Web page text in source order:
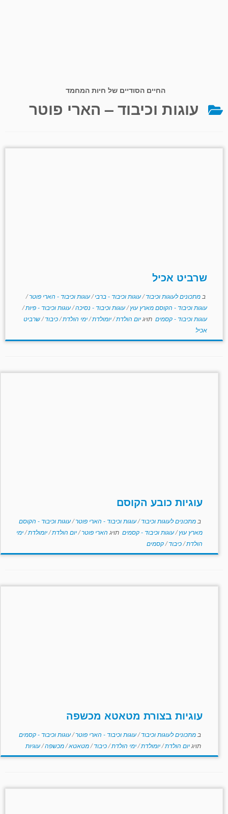
החיים הסודיים של חיות המחמד
עוגות וכיבוד – הארי פוטר
שרביט אכיל
ב מתכונים לעוגות וכיבוד/עוגות וכיבוד - ברבי/עוגות וכיבוד - הארי פוטר/
עוגות וכיבוד - הקוסם מארץ עוץ/עוגות וכיבוד - נסיכה/עוגות וכיבוד - פיות/
עוגות וכיבוד - קסמים תויגיום הולדת/יומולדת/ימי הולדת/כיבוד/שרביט
אכיל
עוגיות כובע הקוסם
ב מתכונים לעוגות וכיבוד/עוגות וכיבוד - הארי פוטר/עוגות וכיבוד - הקוסם
מארץ עוץ/עוגות וכיבוד - קסמים תויג הארי פוטר/יום הולדת/יומולדת/ימי
הולדת/כיבוד/קסמים
עוגיות בצורת מטאטא מכשפה
ב מתכונים לעוגות וכיבוד/עוגות וכיבוד - הארי פוטר/עוגות וכיבוד - קסמים
תויגיום הולדת/יומולדת/ימי הולדת/כיבוד/מטאטא/מכשפה/עוגיות